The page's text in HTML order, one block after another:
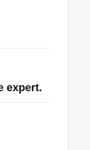
expert.